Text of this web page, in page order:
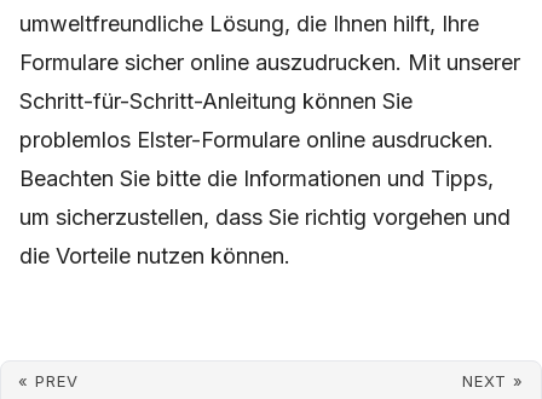
umweltfreundliche Lösung, die Ihnen hilft, Ihre
Formulare sicher online auszudrucken. Mit unserer
Schritt-für-Schritt-Anleitung können Sie
problemlos Elster-Formulare online ausdrucken.
Beachten Sie bitte die Informationen und Tipps,
um sicherzustellen, dass Sie richtig vorgehen und
die Vorteile nutzen können.
« PREV NEXT »